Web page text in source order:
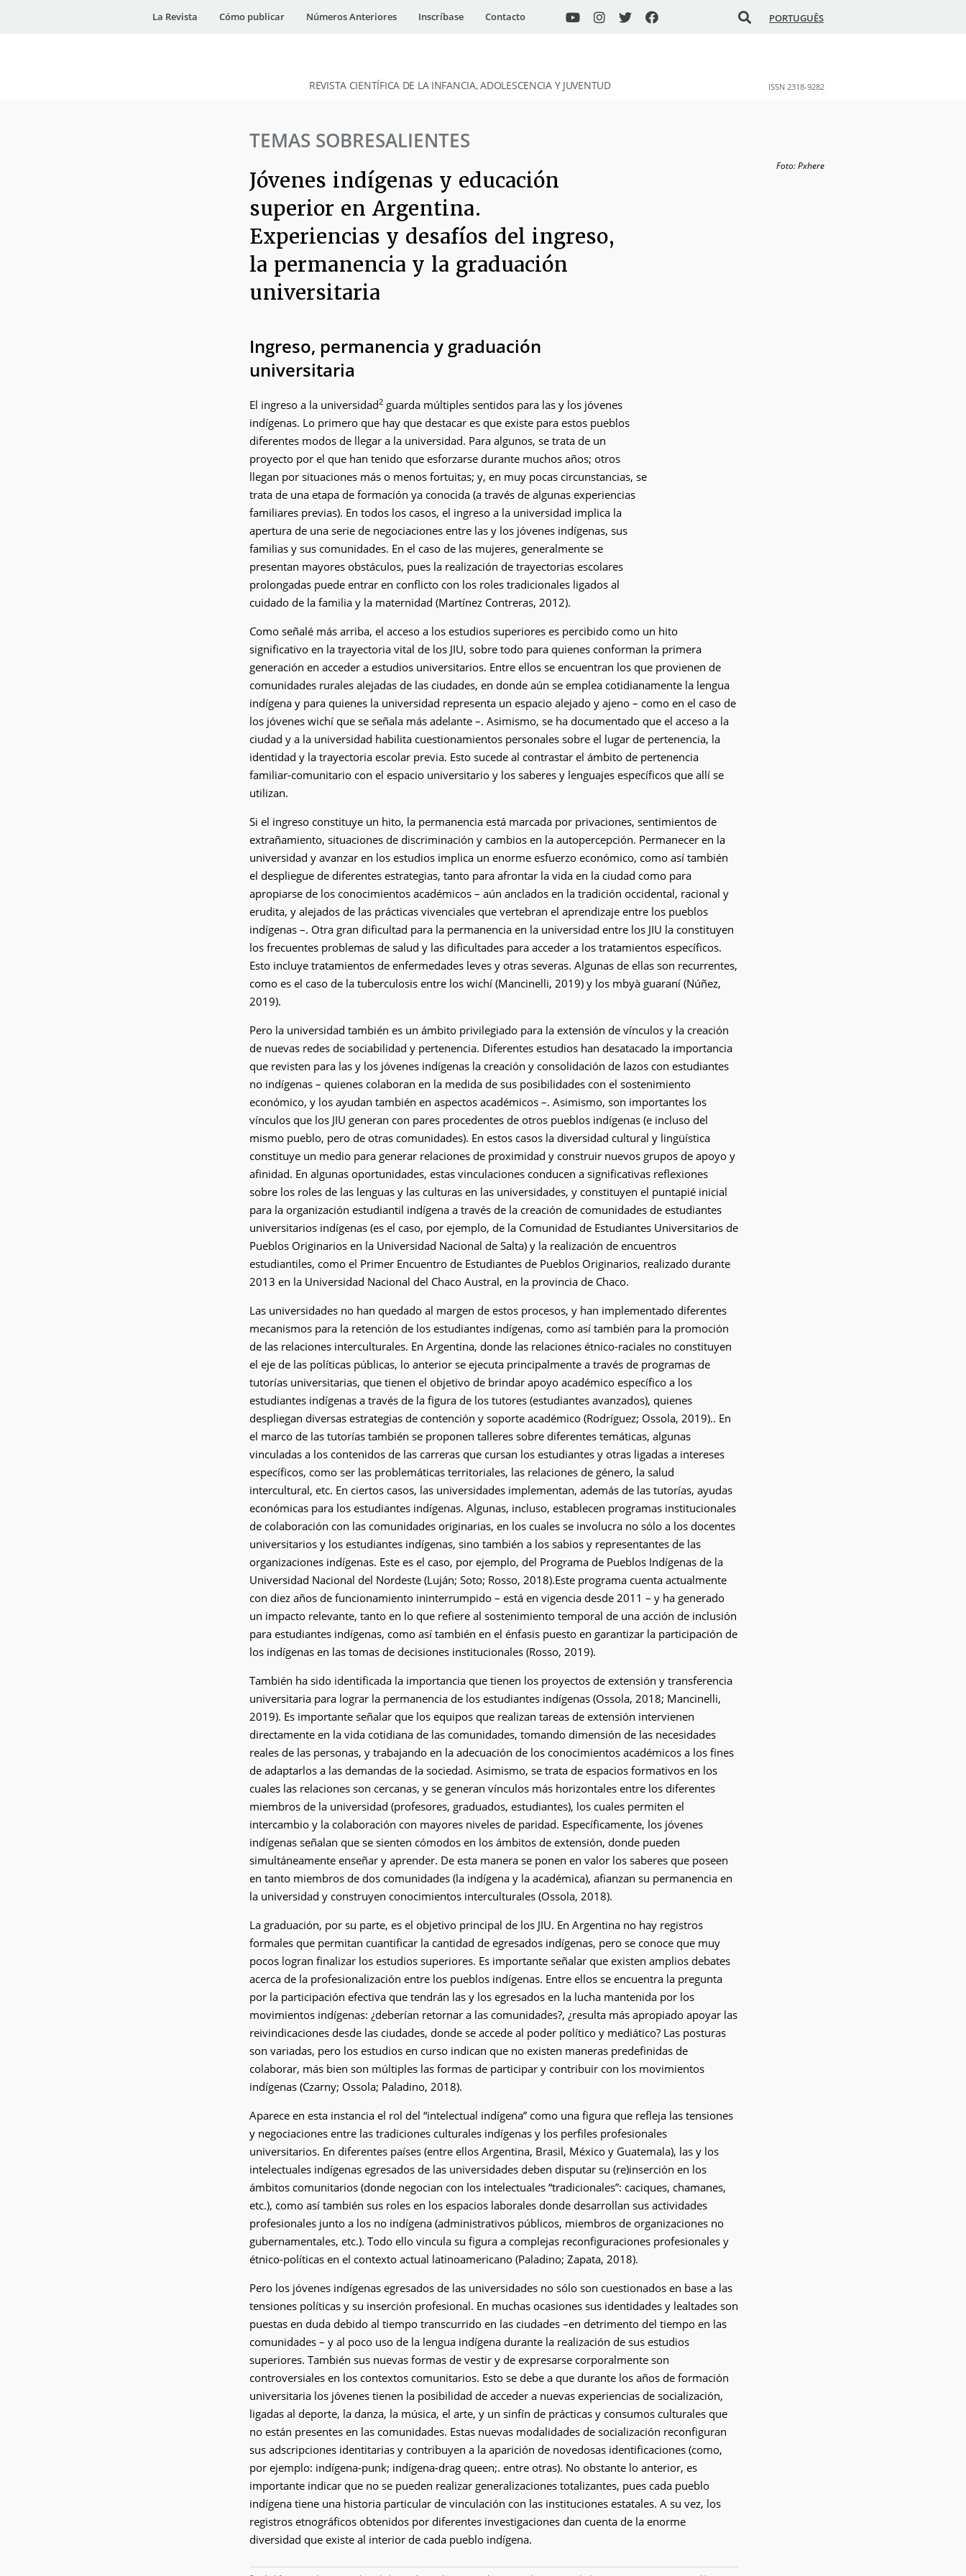
La Revista Cómo publicar Números Anteriores Inscríbase Contacto PORTUGUÊS
DESidades
REVISTA CIENTÍFICA DE LA INFANCIA, ADOLESCENCIA Y JUVENTUD ISSN 2318-9282
Foto: Pxhere
TEMAS SOBRESALIENTES
Jóvenes indígenas y educación
superior en Argentina.
Experiencias y desafíos del ingreso,
la permanencia y la graduación
universitaria
Ingreso, permanencia y graduación
universitaria
El ingreso a la universidad2 guarda múltiples sentidos para las y los jóvenes
indígenas. Lo primero que hay que destacar es que existe para estos pueblos
diferentes modos de llegar a la universidad. Para algunos, se trata de un
proyecto por el que han tenido que esforzarse durante muchos años; otros
llegan por situaciones más o menos fortuitas; y, en muy pocas circunstancias, se
trata de una etapa de formación ya conocida (a través de algunas experiencias
familiares previas). En todos los casos, el ingreso a la universidad implica la
apertura de una serie de negociaciones entre las y los jóvenes indígenas, sus
familias y sus comunidades. En el caso de las mujeres, generalmente se
presentan mayores obstáculos, pues la realización de trayectorias escolares
prolongadas puede entrar en conflicto con los roles tradicionales ligados al
cuidado de la familia y la maternidad (Martínez Contreras, 2012).
Como señalé más arriba, el acceso a los estudios superiores es percibido como un hito
significativo en la trayectoria vital de los JIU, sobre todo para quienes conforman la primera
generación en acceder a estudios universitarios. Entre ellos se encuentran los que provienen de
comunidades rurales alejadas de las ciudades, en donde aún se emplea cotidianamente la lengua
indígena y para quienes la universidad representa un espacio alejado y ajeno – como en el caso de
los jóvenes wichí que se señala más adelante –. Asimismo, se ha documentado que el acceso a la
ciudad y a la universidad habilita cuestionamientos personales sobre el lugar de pertenencia, la
identidad y la trayectoria escolar previa. Esto sucede al contrastar el ámbito de pertenencia
familiar-comunitario con el espacio universitario y los saberes y lenguajes específicos que allí se
utilizan.
Si el ingreso constituye un hito, la permanencia está marcada por privaciones, sentimientos de
extrañamiento, situaciones de discriminación y cambios en la autopercepción. Permanecer en la
universidad y avanzar en los estudios implica un enorme esfuerzo económico, como así también
el despliegue de diferentes estrategias, tanto para afrontar la vida en la ciudad como para
apropiarse de los conocimientos académicos – aún anclados en la tradición occidental, racional y
erudita, y alejados de las prácticas vivenciales que vertebran el aprendizaje entre los pueblos
indígenas –. Otra gran dificultad para la permanencia en la universidad entre los JIU la constituyen
los frecuentes problemas de salud y las dificultades para acceder a los tratamientos específicos.
Esto incluye tratamientos de enfermedades leves y otras severas. Algunas de ellas son recurrentes,
como es el caso de la tuberculosis entre los wichí (Mancinelli, 2019) y los mbyà guaraní (Núñez,
2019).
Pero la universidad también es un ámbito privilegiado para la extensión de vínculos y la creación
de nuevas redes de sociabilidad y pertenencia. Diferentes estudios han desatacado la importancia
que revisten para las y los jóvenes indígenas la creación y consolidación de lazos con estudiantes
no indígenas – quienes colaboran en la medida de sus posibilidades con el sostenimiento
económico, y los ayudan también en aspectos académicos –. Asimismo, son importantes los
vínculos que los JIU generan con pares procedentes de otros pueblos indígenas (e incluso del
mismo pueblo, pero de otras comunidades). En estos casos la diversidad cultural y lingüística
constituye un medio para generar relaciones de proximidad y construir nuevos grupos de apoyo y
afinidad. En algunas oportunidades, estas vinculaciones conducen a significativas reflexiones
sobre los roles de las lenguas y las culturas en las universidades, y constituyen el puntapié inicial
para la organización estudiantil indígena a través de la creación de comunidades de estudiantes
universitarios indígenas (es el caso, por ejemplo, de la Comunidad de Estudiantes Universitarios de
Pueblos Originarios en la Universidad Nacional de Salta) y la realización de encuentros
estudiantiles, como el Primer Encuentro de Estudiantes de Pueblos Originarios, realizado durante
2013 en la Universidad Nacional del Chaco Austral, en la provincia de Chaco.
Las universidades no han quedado al margen de estos procesos, y han implementado diferentes
mecanismos para la retención de los estudiantes indígenas, como así también para la promoción
de las relaciones interculturales. En Argentina, donde las relaciones étnico-raciales no constituyen
el eje de las políticas públicas, lo anterior se ejecuta principalmente a través de programas de
tutorías universitarias, que tienen el objetivo de brindar apoyo académico específico a los
estudiantes indígenas a través de la figura de los tutores (estudiantes avanzados), quienes
despliegan diversas estrategias de contención y soporte académico (Rodríguez; Ossola, 2019).. En
el marco de las tutorías también se proponen talleres sobre diferentes temáticas, algunas
vinculadas a los contenidos de las carreras que cursan los estudiantes y otras ligadas a intereses
específicos, como ser las problemáticas territoriales, las relaciones de género, la salud
intercultural, etc. En ciertos casos, las universidades implementan, además de las tutorías, ayudas
económicas para los estudiantes indígenas. Algunas, incluso, establecen programas institucionales
de colaboración con las comunidades originarias, en los cuales se involucra no sólo a los docentes
universitarios y los estudiantes indígenas, sino también a los sabios y representantes de las
organizaciones indígenas. Este es el caso, por ejemplo, del Programa de Pueblos Indígenas de la
Universidad Nacional del Nordeste (Luján; Soto; Rosso, 2018).Este programa cuenta actualmente
con diez años de funcionamiento ininterrumpido – está en vigencia desde 2011 – y ha generado
un impacto relevante, tanto en lo que refiere al sostenimiento temporal de una acción de inclusión
para estudiantes indígenas, como así también en el énfasis puesto en garantizar la participación de
los indígenas en las tomas de decisiones institucionales (Rosso, 2019).
También ha sido identificada la importancia que tienen los proyectos de extensión y transferencia
universitaria para lograr la permanencia de los estudiantes indígenas (Ossola, 2018; Mancinelli,
2019). Es importante señalar que los equipos que realizan tareas de extensión intervienen
directamente en la vida cotidiana de las comunidades, tomando dimensión de las necesidades
reales de las personas, y trabajando en la adecuación de los conocimientos académicos a los fines
de adaptarlos a las demandas de la sociedad. Asimismo, se trata de espacios formativos en los
cuales las relaciones son cercanas, y se generan vínculos más horizontales entre los diferentes
miembros de la universidad (profesores, graduados, estudiantes), los cuales permiten el
intercambio y la colaboración con mayores niveles de paridad. Específicamente, los jóvenes
indígenas señalan que se sienten cómodos en los ámbitos de extensión, donde pueden
simultáneamente enseñar y aprender. De esta manera se ponen en valor los saberes que poseen
en tanto miembros de dos comunidades (la indígena y la académica), afianzan su permanencia en
la universidad y construyen conocimientos interculturales (Ossola, 2018).
La graduación, por su parte, es el objetivo principal de los JIU. En Argentina no hay registros
formales que permitan cuantificar la cantidad de egresados indígenas, pero se conoce que muy
pocos logran finalizar los estudios superiores. Es importante señalar que existen amplios debates
acerca de la profesionalización entre los pueblos indígenas. Entre ellos se encuentra la pregunta
por la participación efectiva que tendrán las y los egresados en la lucha mantenida por los
movimientos indígenas: ¿deberían retornar a las comunidades?, ¿resulta más apropiado apoyar las
reivindicaciones desde las ciudades, donde se accede al poder político y mediático? Las posturas
son variadas, pero los estudios en curso indican que no existen maneras predefinidas de
colaborar, más bien son múltiples las formas de participar y contribuir con los movimientos
indígenas (Czarny; Ossola; Paladino, 2018).
Aparece en esta instancia el rol del “intelectual indígena” como una figura que refleja las tensiones
y negociaciones entre las tradiciones culturales indígenas y los perfiles profesionales
universitarios. En diferentes países (entre ellos Argentina, Brasil, México y Guatemala), las y los
intelectuales indígenas egresados de las universidades deben disputar su (re)inserción en los
ámbitos comunitarios (donde negocian con los intelectuales “tradicionales”: caciques, chamanes,
etc.), como así también sus roles en los espacios laborales donde desarrollan sus actividades
profesionales junto a los no indígena (administrativos públicos, miembros de organizaciones no
gubernamentales, etc.). Todo ello vincula su figura a complejas reconfiguraciones profesionales y
étnico-políticas en el contexto actual latinoamericano (Paladino; Zapata, 2018).
Pero los jóvenes indígenas egresados de las universidades no sólo son cuestionados en base a las
tensiones políticas y su inserción profesional. En muchas ocasiones sus identidades y lealtades son
puestas en duda debido al tiempo transcurrido en las ciudades –en detrimento del tiempo en las
comunidades – y al poco uso de la lengua indígena durante la realización de sus estudios
superiores. También sus nuevas formas de vestir y de expresarse corporalmente son
controversiales en los contextos comunitarios. Esto se debe a que durante los años de formación
universitaria los jóvenes tienen la posibilidad de acceder a nuevas experiencias de socialización,
ligadas al deporte, la danza, la música, el arte, y un sinfín de prácticas y consumos culturales que
no están presentes en las comunidades. Estas nuevas modalidades de socialización reconfiguran
sus adscripciones identitarias y contribuyen a la aparición de novedosas identificaciones (como,
por ejemplo: indígena-punk; indígena-drag queen;. entre otras). No obstante lo anterior, es
importante indicar que no se pueden realizar generalizaciones totalizantes, pues cada pueblo
indígena tiene una historia particular de vinculación con las instituciones estatales. A su vez, los
registros etnográficos obtenidos por diferentes investigaciones dan cuenta de la enorme
diversidad que existe al interior de cada pueblo indígena.